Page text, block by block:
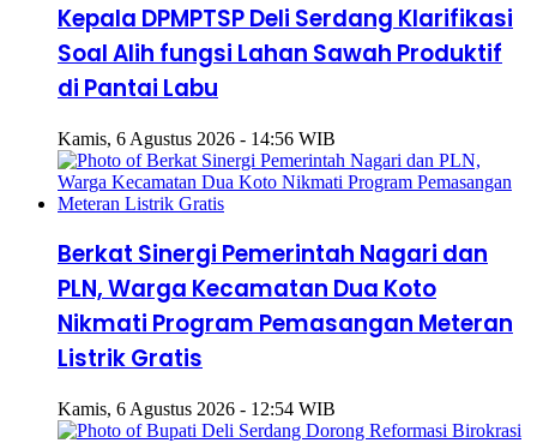
Kepala DPMPTSP Deli Serdang Klarifikasi
Soal Alih fungsi Lahan Sawah Produktif
di Pantai Labu
Kamis, 6 Agustus 2026 - 14:56 WIB
Berkat Sinergi Pemerintah Nagari dan
PLN, Warga Kecamatan Dua Koto
Nikmati Program Pemasangan Meteran
Listrik Gratis
Kamis, 6 Agustus 2026 - 12:54 WIB